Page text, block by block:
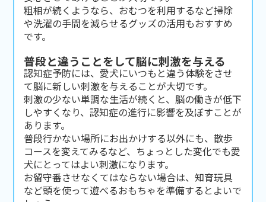
粗相が続くようなら、おむつを利用するなど掃除
や洗濯の手間を減らせるグッズの活用もおすすめ
です。
普段と違うことをして脳に刺激を与える
認知症予防には、愛犬にいつもと違う体験をさせ
て脳に新しい刺激を与えることが大切です。
刺激の少ない単調な生活が続くと、脳の働きが低下
しやすくなり、認知症の進行に影響を及ぼすことが
あります。
普段行かない場所にお出かけする以外にも、散歩
コースを変えてみるなど、ちょっとした変化でも愛
犬にとってはよい刺激になります。
お留守番させなくてはならない場合は、知育玩具
など頭を使って遊べるおもちゃを準備するとよいで